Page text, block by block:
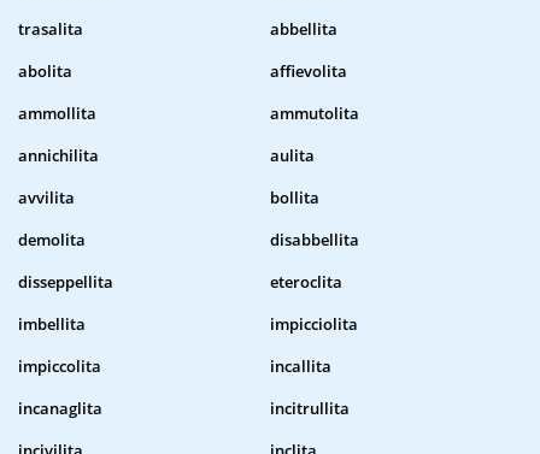
trasalita
abbellita
abolita
affievolita
ammollita
ammutolita
annichilita
aulita
avvilita
bollita
demolita
disabbellita
disseppellita
eteroclita
imbellita
impicciolita
impiccolita
incallita
incanaglita
incitrullita